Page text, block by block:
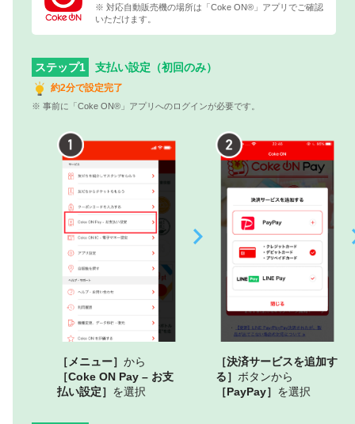
※ 対応自動販売機の場所は「Coke ON®」アプリでご確認
いただけます。
ステップ1 支払い設定（初回のみ）
約2分で設定完了
※ 事前に「Coke ON®」アプリへのログインが必要です。
［メニュー］ から
［Coke ON Pay – お支
払い設定］ を選択
［決済サービスを追加す
る］ ボタンから
［PayPay］ を選択